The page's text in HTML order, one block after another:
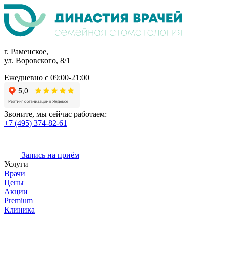
г. Раменское,
ул. Воровского, 8/1
Ежедневно с 09:00-21:00
Звоните, мы сейчас работаем:
+7 (495) 374-82-61
Запись на приём
Услуги
Врачи
Цены
Акции
Premium
Клиника